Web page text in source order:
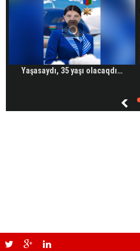
Yaşasaydı, 35 yaşı olacaqdı…